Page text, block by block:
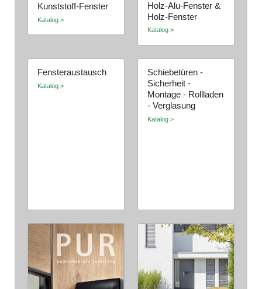
Kunststoff-Fenster
Katalog >
Holz-Alu-Fenster &
Holz-Fenster
Katalog >
Fensteraustausch
Katalog >
Schiebetüren -
Sicherheit -
Montage - Rollladen
- Verglasung
Katalog >